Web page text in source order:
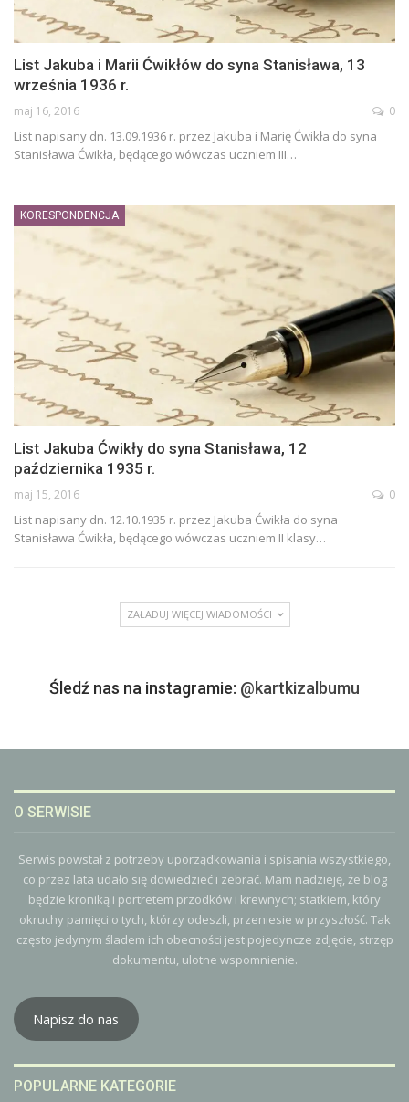
List Jakuba i Marii Ćwikłów do syna Stanisława, 13
września 1936 r.
maj 16, 2016 0
List napisany dn. 13.09.1936 r. przez Jakuba i Marię Ćwikła do syna
Stanisława Ćwikła, będącego wówczas uczniem III…
KORESPONDENCJA
List Jakuba Ćwikły do syna Stanisława, 12
października 1935 r.
maj 15, 2016 0
List napisany dn. 12.10.1935 r. przez Jakuba Ćwikła do syna
Stanisława Ćwikła, będącego wówczas uczniem II klasy…
ZAŁADUJ WIĘCEJ WIADOMOŚCI
Śledź nas na instagramie: @kartkizalbumu
O SERWISIE
Serwis powstał z potrzeby uporządkowania i spisania wszystkiego,
co przez lata udało się dowiedzieć i zebrać. Mam nadzieję, że blog
będzie kroniką i portretem przodków i krewnych; statkiem, który
okruchy pamięci o tych, którzy odeszli, przeniesie w przyszłość. Tak
często jedynym śladem ich obecności jest pojedyncze zdjęcie, strzęp
dokumentu, ulotne wspomnienie.
Napisz do nas
POPULARNE KATEGORIE